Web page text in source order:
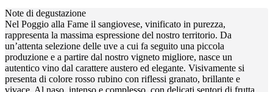
Note di degustazione
Nel Poggio alla Fame il sangiovese, vinificato in purezza,
rappresenta la massima espressione del nostro territorio. Da
un’attenta selezione delle uve a cui fa seguito una piccola
produzione e a partire dal nostro vigneto migliore, nasce un
autentico vino dal carattere austero ed elegante. Visivamente si
presenta di colore rosso rubino con riflessi granato, brillante e
vivace. Al naso, intenso e complesso, con delicati sentori di frutta